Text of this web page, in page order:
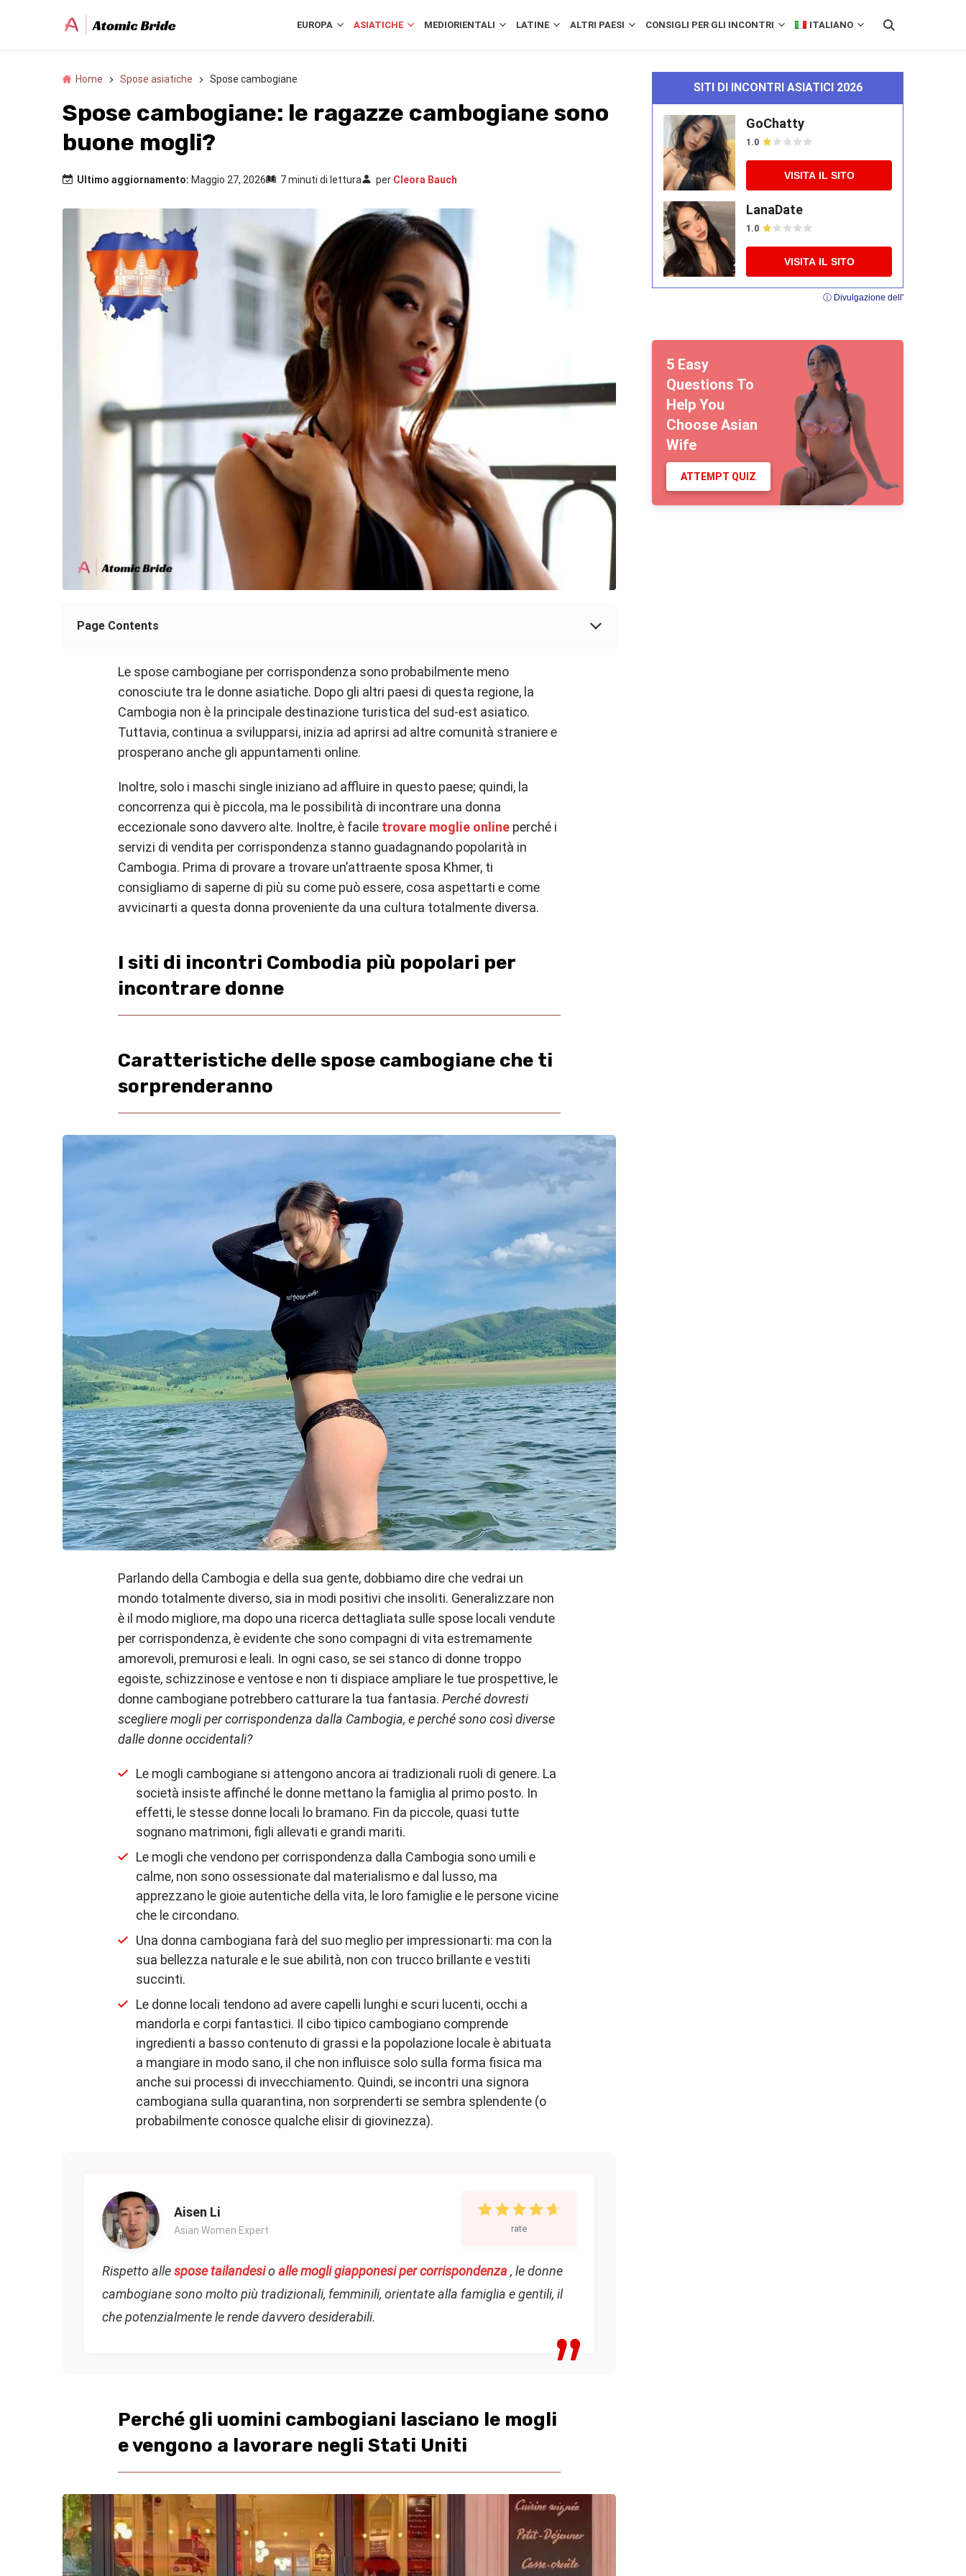
EUROPA ASIATICHE MEDIORIENTALI LATINE ALTRI PAESI CONSIGLI PER GLI INCONTRI ITALIANO
Home Spose asiatiche Spose cambogiane
Spose cambogiane: le ragazze cambogiane sono
buone mogli?
Ultimo aggiornamento: Maggio 27, 2026 7 minuti di lettura per Cleora Bauch
Page Contents
Le spose cambogiane per corrispondenza sono probabilmente meno
conosciute tra le donne asiatiche. Dopo gli altri paesi di questa regione, la
Cambogia non è la principale destinazione turistica del sud-est asiatico.
Tuttavia, continua a svilupparsi, inizia ad aprirsi ad altre comunità straniere e
prosperano anche gli appuntamenti online.
Inoltre, solo i maschi single iniziano ad affluire in questo paese; quindi, la
concorrenza qui è piccola, ma le possibilità di incontrare una donna
eccezionale sono davvero alte. Inoltre, è facile trovare moglie online perché i
servizi di vendita per corrispondenza stanno guadagnando popolarità in
Cambogia. Prima di provare a trovare un’attraente sposa Khmer, ti
consigliamo di saperne di più su come può essere, cosa aspettarti e come
avvicinarti a questa donna proveniente da una cultura totalmente diversa.
I siti di incontri Combodia più popolari per
incontrare donne
Caratteristiche delle spose cambogiane che ti
sorprenderanno
Parlando della Cambogia e della sua gente, dobbiamo dire che vedrai un
mondo totalmente diverso, sia in modi positivi che insoliti. Generalizzare non
è il modo migliore, ma dopo una ricerca dettagliata sulle spose locali vendute
per corrispondenza, è evidente che sono compagni di vita estremamente
amorevoli, premurosi e leali. In ogni caso, se sei stanco di donne troppo
egoiste, schizzinose e ventose e non ti dispiace ampliare le tue prospettive, le
donne cambogiane potrebbero catturare la tua fantasia. Perché dovresti
scegliere mogli per corrispondenza dalla Cambogia, e perché sono così diverse
dalle donne occidentali?
Le mogli cambogiane si attengono ancora ai tradizionali ruoli di genere. La
società insiste affinché le donne mettano la famiglia al primo posto. In
effetti, le stesse donne locali lo bramano. Fin da piccole, quasi tutte
sognano matrimoni, figli allevati e grandi mariti.
Le mogli che vendono per corrispondenza dalla Cambogia sono umili e
calme, non sono ossessionate dal materialismo e dal lusso, ma
apprezzano le gioie autentiche della vita, le loro famiglie e le persone vicine
che le circondano.
Una donna cambogiana farà del suo meglio per impressionarti: ma con la
sua bellezza naturale e le sue abilità, non con trucco brillante e vestiti
succinti.
Le donne locali tendono ad avere capelli lunghi e scuri lucenti, occhi a
mandorla e corpi fantastici. Il cibo tipico cambogiano comprende
ingredienti a basso contenuto di grassi e la popolazione locale è abituata
a mangiare in modo sano, il che non influisce solo sulla forma fisica ma
anche sui processi di invecchiamento. Quindi, se incontri una signora
cambogiana sulla quarantina, non sorprenderti se sembra splendente (o
probabilmente conosce qualche elisir di giovinezza).
Aisen Li
Asian Women Expert rate
Rispetto allespose tailandesioalle mogli giapponesi per corrispondenza, le donne
cambogiane sono molto più tradizionali, femminili, orientate alla famiglia e gentili, il
che potenzialmente le rende davvero desiderabili.
Perché gli uomini cambogiani lasciano le mogli
e vengono a lavorare negli Stati Uniti
SITI DI INCONTRI ASIATICI 2026
GoChatty
1.0
VISITA IL SITO
LanaDate
1.0
VISITA IL SITO
ⓘ Divulgazione dell'
5 Easy
Questions To
Help You
Choose Asian
Wife
ATTEMPT QUIZ